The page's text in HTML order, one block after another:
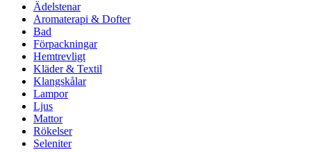
Ädelstenar
Aromaterapi & Dofter
Bad
Förpackningar
Hemtrevligt
Kläder & Textil
Klangskålar
Lampor
Ljus
Mattor
Rökelser
Seleniter